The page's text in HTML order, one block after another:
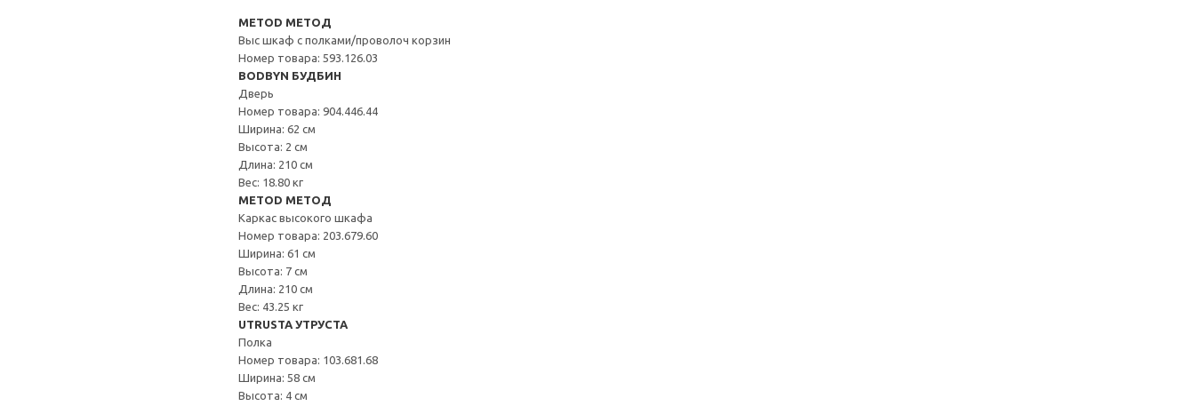
METOD МЕТОД
Выс шкаф с полками/проволоч корзин
Номер товара: 593.126.03
BODBYN БУДБИН
Дверь
Номер товара: 904.446.44
Ширина: 62 см
Высота: 2 см
Длина: 210 см
Вес: 18.80 кг
METOD МЕТОД
Каркас высокого шкафа
Номер товара: 203.679.60
Ширина: 61 см
Высота: 7 см
Длина: 210 см
Вес: 43.25 кг
UTRUSTA УТРУСТА
Полка
Номер товара: 103.681.68
Ширина: 58 см
Высота: 4 см